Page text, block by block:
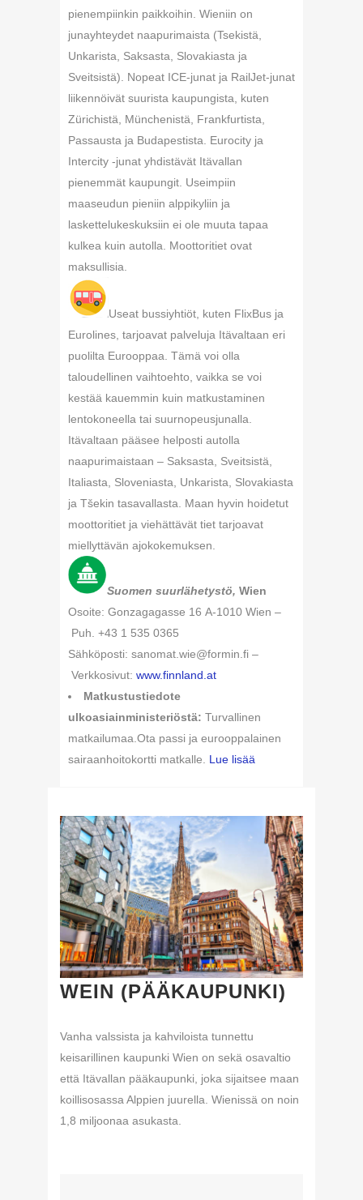
pienempiinkin paikkoihin. Wieniin on
junayhteydet naapurimaista (Tsekistä,
Unkarista, Saksasta, Slovakiasta ja
Sveitsistä). Nopeat ICE-junat ja RailJet-junat
liikennöivät suurista kaupungista, kuten
Zürichistä, Münchenistä, Frankfurtista,
Passausta ja Budapestista. Eurocity ja
Intercity -junat yhdistävät Itävallan
pienemmät kaupungit. Useimpiin
maaseudun pieniin alppikyliin ja
laskettelukeskuksiin ei ole muuta tapaa
kulkea kuin autolla. Moottoritiet ovat
maksullisia.
Useat bussiyhtiöt, kuten FlixBus ja
Eurolines, tarjoavat palveluja Itävaltaan eri
puolilta Eurooppaa. Tämä voi olla
taloudellinen vaihtoehto, vaikka se voi
kestää kauemmin kuin matkustaminen
lentokoneella tai suurnopeusjunalla.
Itävaltaan pääsee helposti autolla
naapurimaistaan – Saksasta, Sveitsistä,
Italiasta, Sloveniasta, Unkarista, Slovakiasta
ja Tšekin tasavallasta. Maan hyvin hoidetut
moottoritiet ja viehättävät tiet tarjoavat
miellyttävän ajokokemuksen.
Suomen suurlähetystö, Wien
Osoite: Gonzagagasse 16 A-1010 Wien –
Puh. +43 1 535 0365
Sähköposti: sanomat.wie@formin.fi –
Verkkosivut: www.finnland.at
Matkustustiedote
ulkoasiainministeriöstä: Turvallinen
matkailumaa.Ota passi ja eurooppalainen
sairaanhoitokortti matkalle. Lue lisää
WEIN (PÄÄKAUPUNKI)
Vanha valssista ja kahviloista tunnettu
keisarillinen kaupunki Wien on sekä osavaltio
että Itävallan pääkaupunki, joka sijaitsee maan
koillisosassa Alppien juurella. Wienissä on noin
1,8 miljoonaa asukasta.